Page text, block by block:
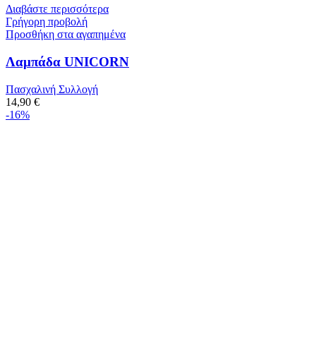
Διαβάστε περισσότερα
Γρήγορη προβολή
Προσθήκη στα αγαπημένα
Λαμπάδα UNICORN
Πασχαλινή Συλλογή
14,90 €
-16%